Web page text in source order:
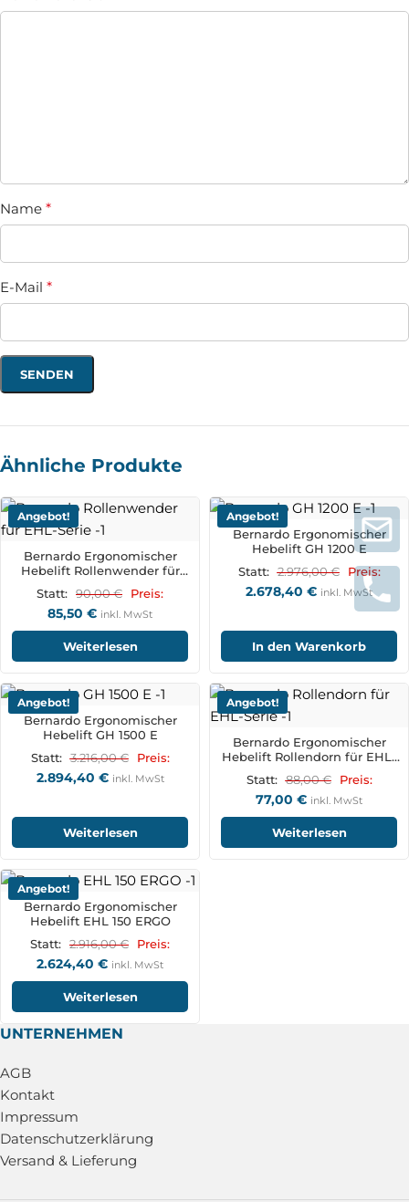
Name *
E-Mail *
Ähnliche Produkte
Angebot!
Bernardo Ergonomischer
Hebelift Rollenwender für
Statt: 90,00€ Preis:
85,50 € inkl. MwSt
Weiterlesen
Angebot!
Bernardo Ergonomischer
Hebelift GH 1200 E
Statt: 2.976,00€ Preis:
2.678,40 € inkl. MwSt
In den Warenkorb
Angebot!
Bernardo Ergonomischer
Hebelift GH 1500 E
Statt: 3.216,00€ Preis:
2.894,40 € inkl. MwSt
Weiterlesen
Angebot!
Bernardo Ergonomischer
Hebelift Rollendorn für EHL-
Statt: 88,00€ Preis:
77,00 € inkl. MwSt
Weiterlesen
Angebot!
Bernardo Ergonomischer
Hebelift EHL 150 ERGO
Statt: 2.916,00€ Preis:
2.624,40 € inkl. MwSt
Weiterlesen
UNTERNEHMEN
AGB
Kontakt
Impressum
Datenschutzerklärung
Versand & Lieferung